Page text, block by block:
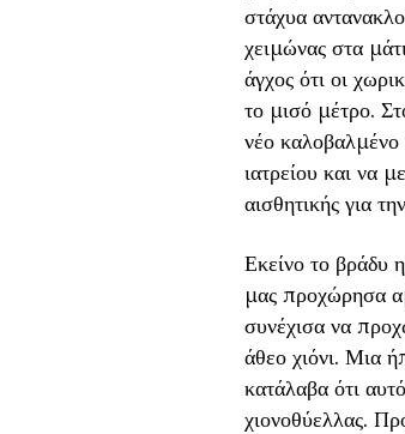
στάχυα
χειμώνας στα
άγχος ότι οι
το μισό μέτρο.
νέο καλοβαλμένο
ιατρείου και να
αισθητικής για
Εκείνο το βράδυ
μας προχώρησα
συνέχισα να
άθεο χιόνι. Μια
κατάλαβα ότι
χιονοθύελλας.